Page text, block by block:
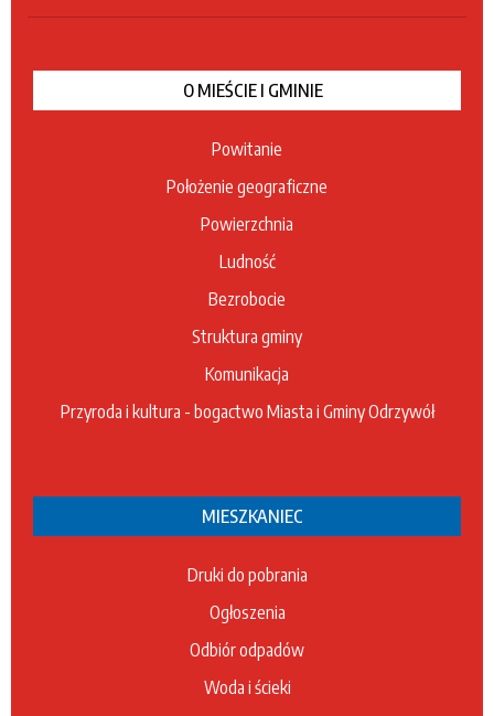
O MIEŚCIE I GMINIE
Powitanie
Położenie geograficzne
Powierzchnia
Ludność
Bezrobocie
Struktura gminy
Komunikacja
Przyroda i kultura - bogactwo Miasta i Gminy Odrzywół
MIESZKANIEC
Druki do pobrania
Ogłoszenia
Odbiór odpadów
Woda i ścieki